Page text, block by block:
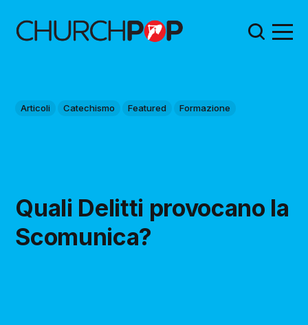
Articoli Catechismo Featured Formazione
Quali Delitti provocano la
Scomunica?